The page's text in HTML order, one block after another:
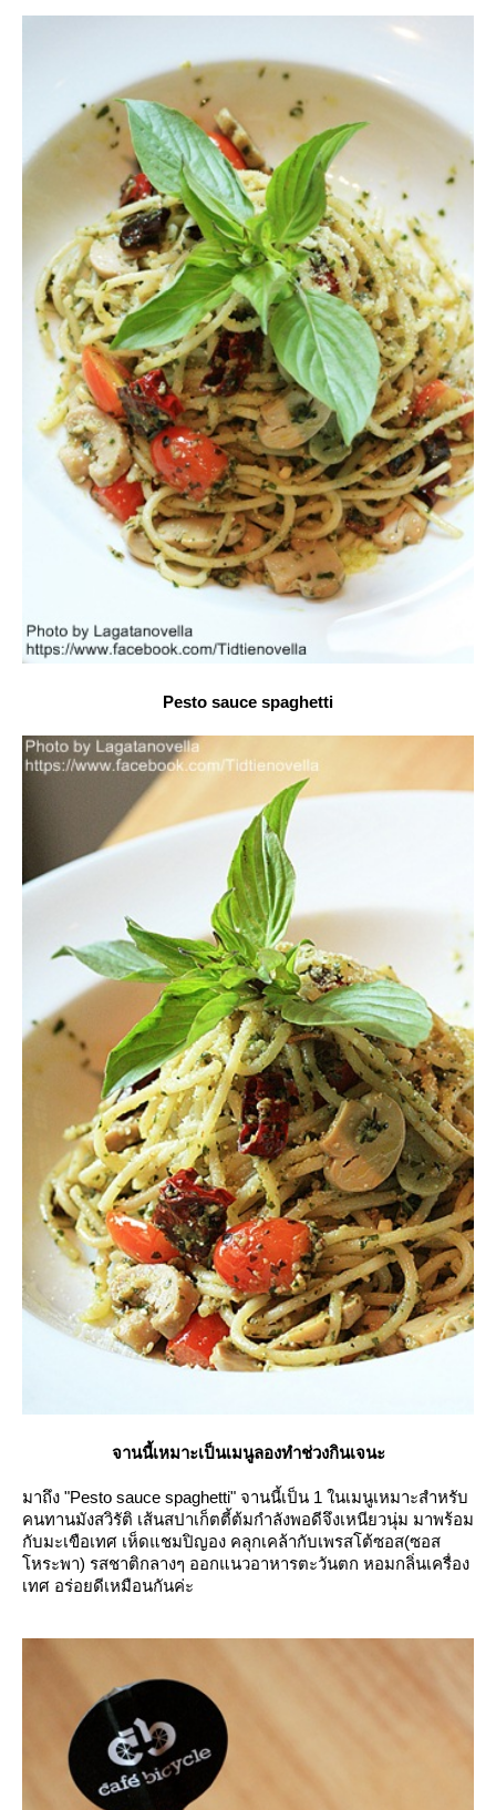
Pesto sauce spaghetti
จานนี้เหมาะเป็นเมนูลองทำช่วงกินเจนะ
มาถึง "Pesto sauce spaghetti" จานนี้เป็น 1 ในเมนูเหมาะสำหรับ
คนทานมังสวิรัติ เส้นสปาเก็ตตี้ต้มกำลังพอดีจึงเหนียวนุ่ม มาพร้อม
กับมะเขือเทศ เห็ดแชมปิญอง คลุกเคล้ากับเพรสโต้ซอส(ซอส
หระพา) รสชาติกลางๆ ออกแนวอาหารตะวันตก หอมกลิ่นเครื่อง
เทศ อร่อยดีเหมือนกันค่ะ